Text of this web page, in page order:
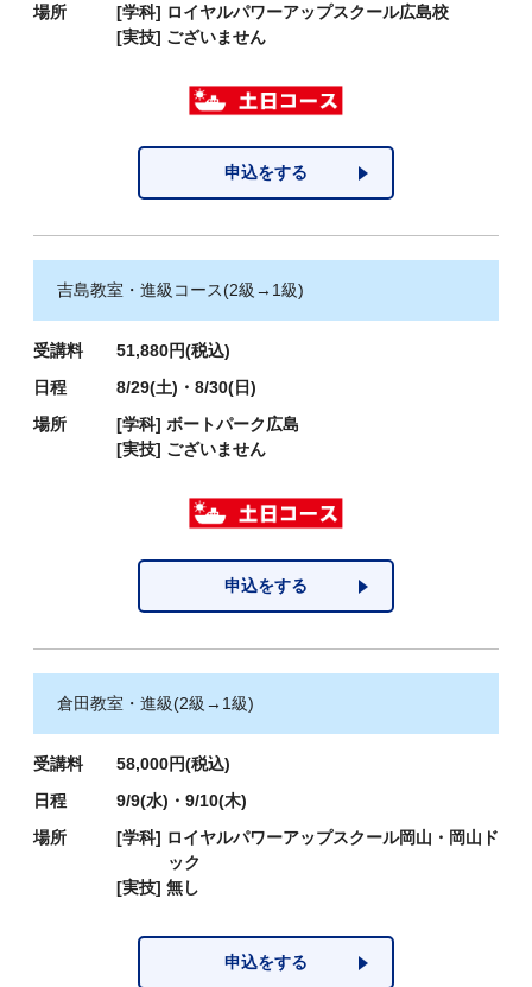
場所
[学科] ロイヤルパワーアップスクール広島校
[実技] ございません
申込をする
吉島教室・進級コース(2級→1級)
受講料
51,880円(税込)
日程
8/29(土)・8/30(日)
場所
[学科] ボートパーク広島
[実技] ございません
申込をする
倉田教室・進級(2級→1級)
受講料
58,000円(税込)
日程
9/9(水)・9/10(木)
場所
[学科] ロイヤルパワーアップスクール岡山・岡山ド
ック
[実技] 無し
申込をする